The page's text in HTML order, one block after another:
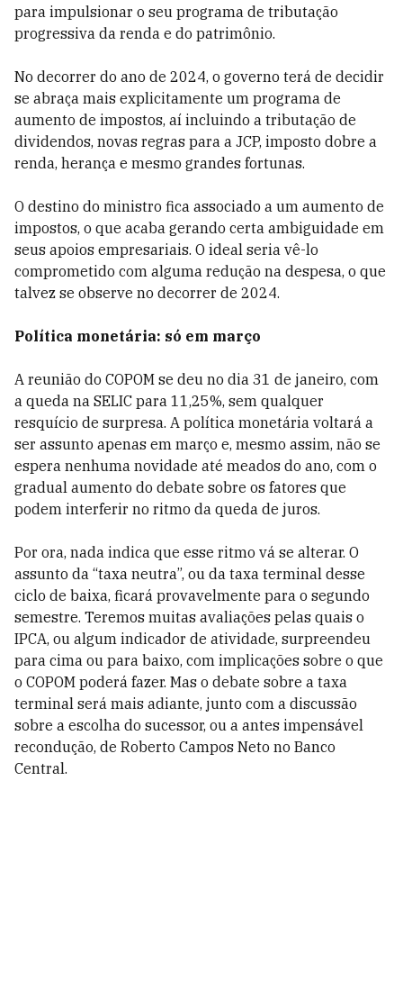
para impulsionar o seu programa de tributação
progressiva da renda e do patrimônio.
No decorrer do ano de 2024, o governo terá de decidir
se abraça mais explicitamente um programa de
aumento de impostos, aí incluindo a tributação de
dividendos, novas regras para a JCP, imposto dobre a
renda, herança e mesmo grandes fortunas.
O destino do ministro fica associado a um aumento de
impostos, o que acaba gerando certa ambiguidade em
seus apoios empresariais. O ideal seria vê-lo
comprometido com alguma redução na despesa, o que
talvez se observe no decorrer de 2024.
Política monetária: só em março
A reunião do COPOM se deu no dia 31 de janeiro, com
a queda na SELIC para 11,25%, sem qualquer
resquício de surpresa. A política monetária voltará a
ser assunto apenas em março e, mesmo assim, não se
espera nenhuma novidade até meados do ano, com o
gradual aumento do debate sobre os fatores que
podem interferir no ritmo da queda de juros.
Por ora, nada indica que esse ritmo vá se alterar. O
assunto da “taxa neutra”, ou da taxa terminal desse
ciclo de baixa, ficará provavelmente para o segundo
semestre. Teremos muitas avaliações pelas quais o
IPCA, ou algum indicador de atividade, surpreendeu
para cima ou para baixo, com implicações sobre o que
o COPOM poderá fazer. Mas o debate sobre a taxa
terminal será mais adiante, junto com a discussão
sobre a escolha do sucessor, ou a antes impensável
recondução, de Roberto Campos Neto no Banco
Central.